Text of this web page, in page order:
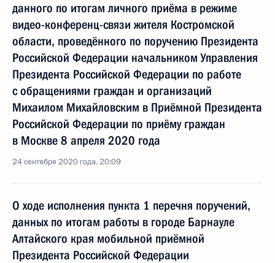
данного по итогам личного приёма в режиме
видео-конференц-связи жителя Костромской
области, проведённого по поручению Президента
Российской Федерации начальником Управления
Президента Российской Федерации по работе
с обращениями граждан и организаций
Михаилом Михайловским в Приёмной Президента
Российской Федерации по приёму граждан
в Москве 8 апреля 2020 года
24 сентября 2020 года, 20:09
О ходе исполнения пункта 1 перечня поручений,
данных по итогам работы в городе Барнауле
Алтайского края мобильной приёмной
Президента Российской Федерации